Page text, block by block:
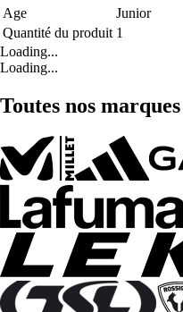
Age
Junior
Quantité du produit 1
Loading...
Loading...
Toutes nos marques